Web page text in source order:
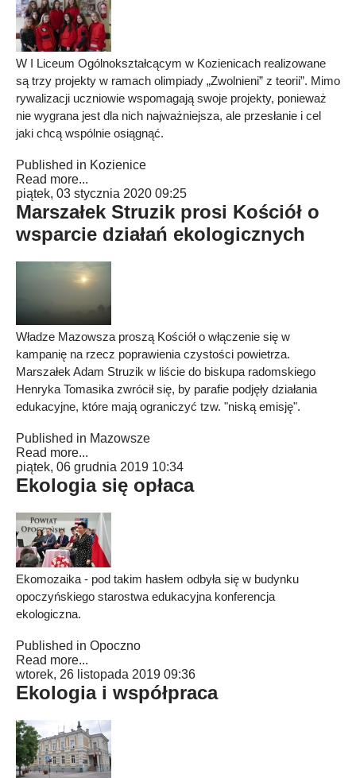
W I Liceum Ogólnokształcącym w Kozienicach realizowane
są trzy projekty w ramach olimpiady „Zwolnieni” z teorii”. Mimo
rywalizacji uczniowie wspomagają swoje projekty, ponieważ
nie wygrana jest dla nich najważniejsza, ale przesłanie i cel
jaki chcą wspólnie osiągnąć.
Published in Kozienice
Read more...
piątek, 03 stycznia 2020 09:25
Marszałek Struzik prosi Kościół o
wsparcie działań ekologicznych
Władze Mazowsza proszą Kościół o włączenie się w
kampanię na rzecz poprawienia czystości powietrza.
Marszałek Adam Struzik w liście do biskupa radomskiego
Henryka Tomasika zwrócił się, by parafie podjęły działania
edukacyjne, które mają ograniczyć tzw. "niską emisję".
Published in Mazowsze
Read more...
piątek, 06 grudnia 2019 10:34
Ekologia się opłaca
Ekomozaika - pod takim hasłem odbyła się w budynku
opoczyńskiego starostwa edukacyjna konferencja
ekologiczna.
Published in Opoczno
Read more...
wtorek, 26 listopada 2019 09:36
Ekologia i współpraca